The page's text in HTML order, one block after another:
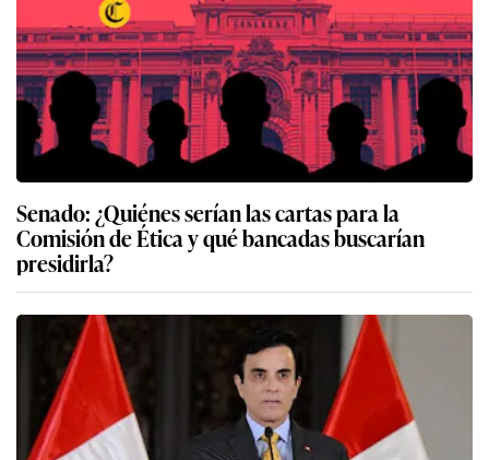
Senado: ¿Quiénes serían las cartas para la
Comisión de Ética y qué bancadas buscarían
presidirla?